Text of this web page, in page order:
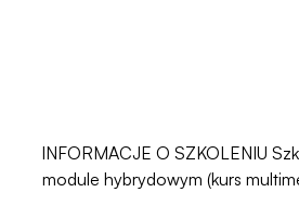
INFORMACJE O SZKOLENIU
module hybrydowym (kurs